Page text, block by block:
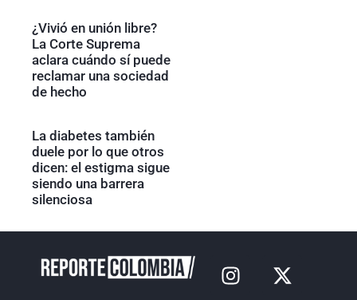
¿Vivió en unión libre?
La Corte Suprema
aclara cuándo sí puede
reclamar una sociedad
de hecho
La diabetes también
duele por lo que otros
dicen: el estigma sigue
siendo una barrera
silenciosa